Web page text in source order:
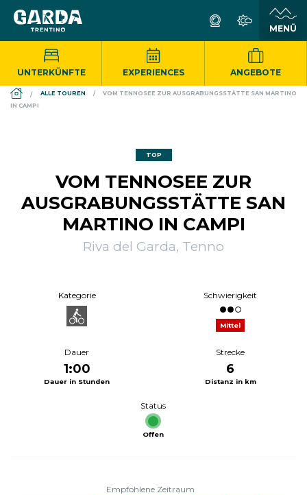
UNTERKÜNFTE EXPERIENCES ANGEBOTE
DS_BREADCRUMB.HOME
ALLE TOUREN
VOM TENNOSEE ZUR AUSGRABUNGSSTÄTTE SAN MARTINO
IN CAMPI
TOP
VOM TENNOSEE ZUR
AUSGRABUNGSSTÄTTE SAN
MARTINO IN CAMPI
Riva del Garda, Tenno
Kategorie Schwierigkeit
Mittel
Dauer
1:00
Dauer in Stunden
Strecke
6
Distanz in km
Status
Offen
Empfohlene Zeitraum